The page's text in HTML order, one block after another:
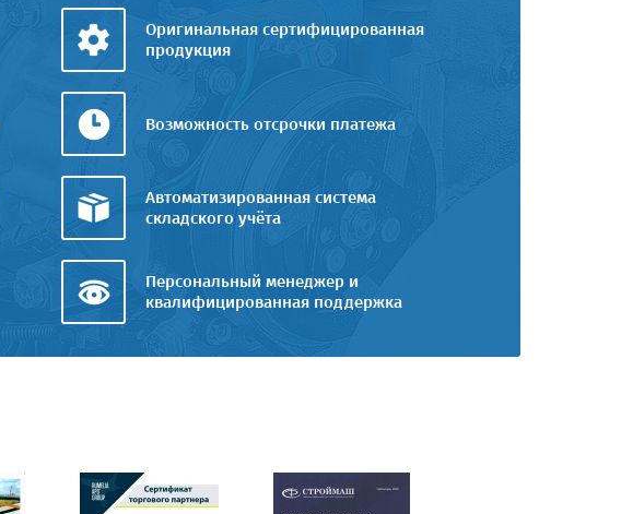
Оригинальная сертифицированная
продукция
Возможность отсрочки платежа
Автоматизированная система
складского учёта
Персональный менеджер и
квалифицированная поддержка